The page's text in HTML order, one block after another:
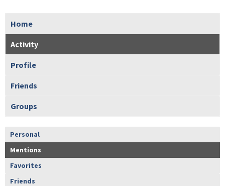
Home
Activity
Profile
Friends
Groups
Personal
Mentions
Favorites
Friends